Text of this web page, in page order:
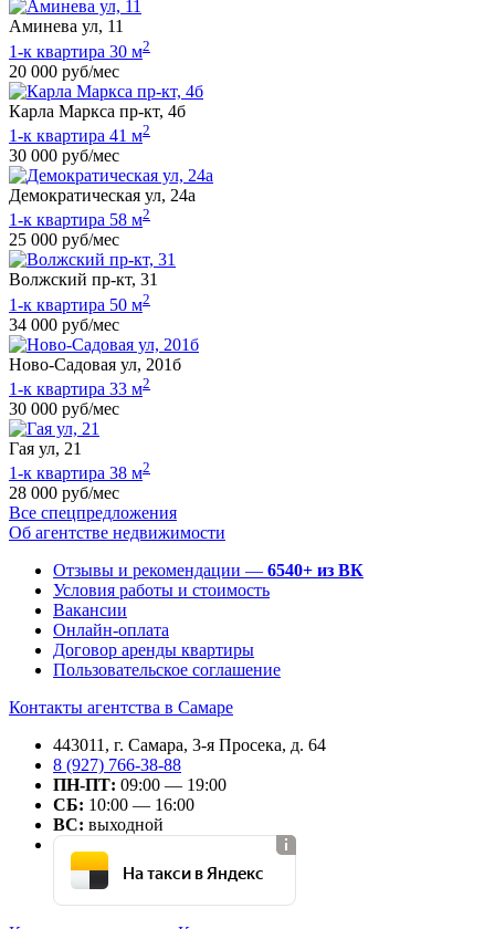
Аминева ул, 11
1-к квартира 30 м2
20 000 руб/мес
Карла Маркса пр-кт, 4б
1-к квартира 41 м2
30 000 руб/мес
Демократическая ул, 24а
1-к квартира 58 м2
25 000 руб/мес
Волжский пр-кт, 31
1-к квартира 50 м2
34 000 руб/мес
Ново-Садовая ул, 201б
1-к квартира 33 м2
30 000 руб/мес
Гая ул, 21
1-к квартира 38 м2
28 000 руб/мес
Все спецпредложения
Об агентстве недвижимости
Отзывы и рекомендации — 6540+ из ВК
Условия работы и стоимость
Вакансии
Онлайн-оплата
Договор аренды квартиры
Пользовательское соглашение
Контакты агентства в Самаре
443011, г. Самара, 3-я Просека, д. 64
8 (927) 766-38-88
ПН-ПТ: 09:00 — 19:00
СБ: 10:00 — 16:00
ВС: выходной
На такси в Яндекс